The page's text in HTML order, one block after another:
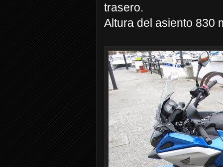
trasero.
Altura del asiento 830